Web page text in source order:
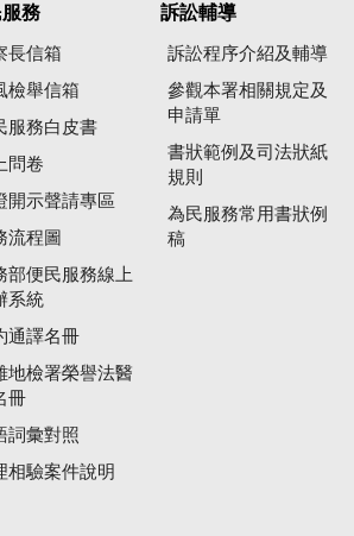
務
長信箱
檢舉信箱
服務白皮書
問卷
開示聲請專區
流程圖
部便民服務線上
系統
通譯名冊
地檢署榮譽法醫
冊
詞彙對照
相驗案件說明
訴訟輔導
訴訟程序介紹及輔導
參觀本署相關規定及
申請單
書狀範例及司法狀紙
規則
為民服務常用書狀例
稿